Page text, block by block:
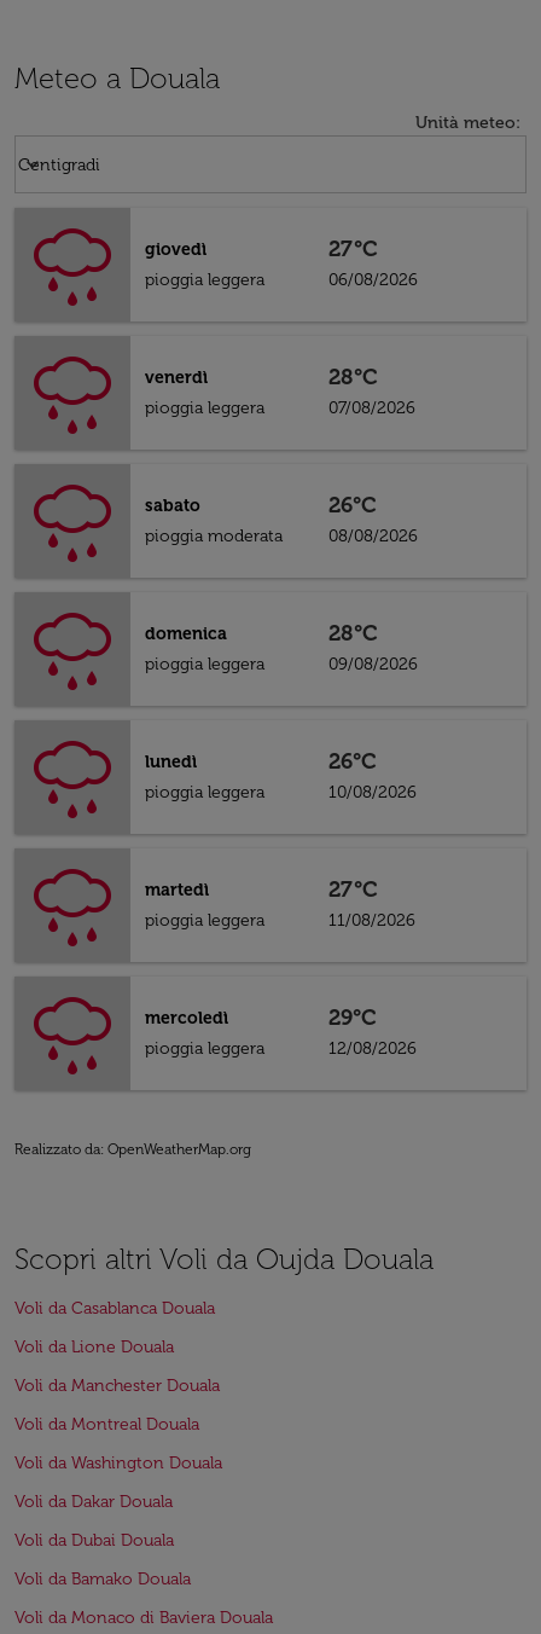
Meteo a Douala
Unità meteo:
Centigradi
keyboard_arrow_down
giovedì
pioggia leggera
27°C
06/08/2026
venerdì
pioggia leggera
28°C
07/08/2026
sabato
pioggia moderata
26°C
08/08/2026
domenica
pioggia leggera
28°C
09/08/2026
lunedì
pioggia leggera
26°C
10/08/2026
martedì
pioggia leggera
27°C
11/08/2026
mercoledì
pioggia leggera
29°C
12/08/2026
Realizzato da: OpenWeatherMap.org
Scopri altri Voli da Oujda Douala
Voli da Casablanca Douala
Voli da Lione Douala
Voli da Manchester Douala
Voli da Montreal Douala
Voli da Washington Douala
Voli da Dakar Douala
Voli da Dubai Douala
Voli da Bamako Douala
Voli da Monaco di Baviera Douala